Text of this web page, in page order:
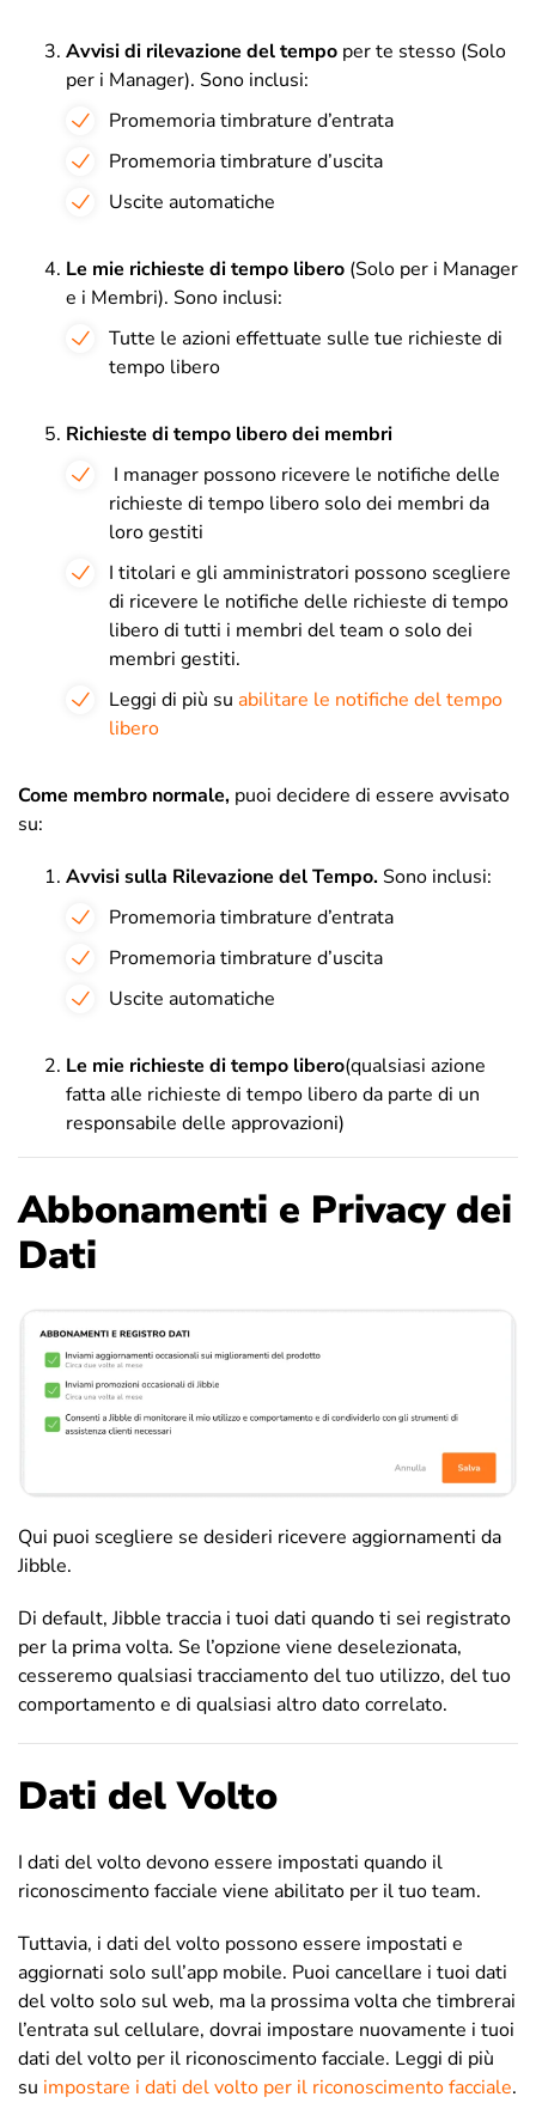
Avvisi di rilevazione del tempo per te stesso (Solo
per i Manager). Sono inclusi:
Promemoria timbrature d’entrata
Promemoria timbrature d’uscita
Uscite automatiche
Le mie richieste di tempo libero (Solo per i Manager
e i Membri). Sono inclusi:
Tutte le azioni effettuate sulle tue richieste di
tempo libero
Richieste di tempo libero dei membri
I manager possono ricevere le notifiche delle
richieste di tempo libero solo dei membri da
loro gestiti
I titolari e gli amministratori possono scegliere
di ricevere le notifiche delle richieste di tempo
libero di tutti i membri del team o solo dei
membri gestiti.
Leggi di più su abilitare le notifiche del tempo
libero
Come membro normale, puoi decidere di essere avvisato
su:
Avvisi sulla Rilevazione del Tempo. Sono inclusi:
Promemoria timbrature d’entrata
Promemoria timbrature d’uscita
Uscite automatiche
Le mie richieste di tempo libero(qualsiasi azione
fatta alle richieste di tempo libero da parte di un
responsabile delle approvazioni)
Abbonamenti e Privacy dei
Dati
Qui puoi scegliere se desideri ricevere aggiornamenti da
Jibble.
Di default, Jibble traccia i tuoi dati quando ti sei registrato
per la prima volta. Se l’opzione viene deselezionata,
cesseremo qualsiasi tracciamento del tuo utilizzo, del tuo
comportamento e di qualsiasi altro dato correlato.
Dati del Volto
I dati del volto devono essere impostati quando il
riconoscimento facciale viene abilitato per il tuo team.
Tuttavia, i dati del volto possono essere impostati e
aggiornati solo sull’app mobile. Puoi cancellare i tuoi dati
del volto solo sul web, ma la prossima volta che timbrerai
l’entrata sul cellulare, dovrai impostare nuovamente i tuoi
dati del volto per il riconoscimento facciale. Leggi di più
su impostare i dati del volto per il riconoscimento facciale.